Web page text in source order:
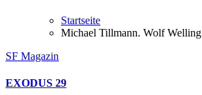
Startseite
Michael Tillmann. Wolf Welling
SF Magazin
EXODUS 29